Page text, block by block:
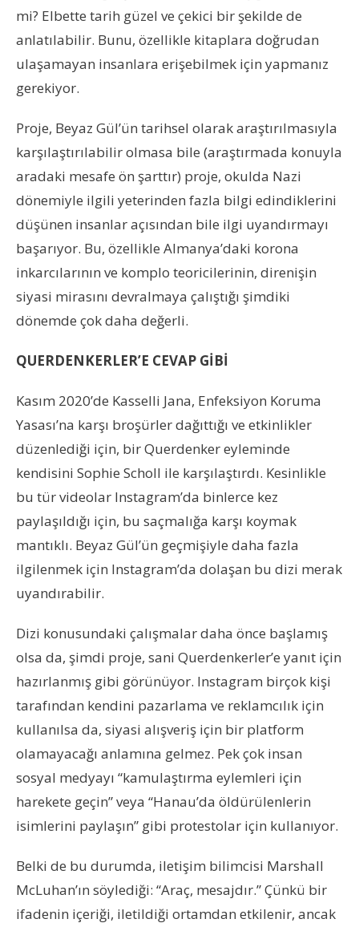
mi? Elbette tarih güzel ve çekici bir şekilde de
anlatılabilir. Bunu, özellikle kitaplara doğrudan
ulaşamayan insanlara erişebilmek için yapmanız
gerekiyor.
Proje, Beyaz Gül’ün tarihsel olarak araştırılmasıyla
karşılaştırılabilir olmasa bile (araştırmada konuyla
aradaki mesafe ön şarttır) proje, okulda Nazi
dönemiyle ilgili yeterinden fazla bilgi edindiklerini
düşünen insanlar açısından bile ilgi uyandırmayı
başarıyor. Bu, özellikle Almanya’daki korona
inkarcılarının ve komplo teoricilerinin, direnişin
siyasi mirasını devralmaya çalıştığı şimdiki
dönemde çok daha değerli.
QUERDENKERLER’E CEVAP GİBİ
Kasım 2020’de Kasselli Jana, Enfeksiyon Koruma
Yasası’na karşı broşürler dağıttığı ve etkinlikler
düzenlediği için, bir Querdenker eyleminde
kendisini Sophie Scholl ile karşılaştırdı. Kesinlikle
bu tür videolar Instagram’da binlerce kez
paylaşıldığı için, bu saçmalığa karşı koymak
mantıklı. Beyaz Gül’ün geçmişiyle daha fazla
ilgilenmek için Instagram’da dolaşan bu dizi merak
uyandırabilir.
Dizi konusundaki çalışmalar daha önce başlamış
olsa da, şimdi proje, sani Querdenkerler’e yanıt için
hazırlanmış gibi görünüyor. Instagram birçok kişi
tarafından kendini pazarlama ve reklamcılık için
kullanılsa da, siyasi alışveriş için bir platform
olamayacağı anlamına gelmez. Pek çok insan
sosyal medyayı “kamulaştırma eylemleri için
harekete geçin” veya “Hanau’da öldürülenlerin
isimlerini paylaşın” gibi protestolar için kullanıyor.
Belki de bu durumda, iletişim bilimcisi Marshall
McLuhan’ın söylediği: “Araç, mesajdır.” Çünkü bir
ifadenin içeriği, iletildiği ortamdan etkilenir, ancak